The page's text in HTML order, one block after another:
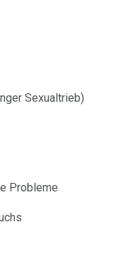
Sexualtrieb)
Probleme